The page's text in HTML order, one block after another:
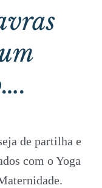
de partilha e
com o Yoga